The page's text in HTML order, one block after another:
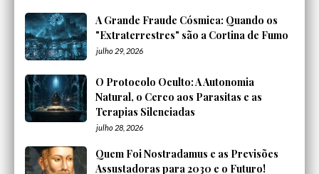
A Grande Fraude Cósmica: Quando os
"Extraterrestres" são a Cortina de Fumo
julho 29, 2026
O Protocolo Oculto: A Autonomia
Natural, o Cerco aos Parasitas e as
Terapias Silenciadas
julho 28, 2026
Quem Foi Nostradamus e as Previsões
Assustadoras para 2030 e o Futuro!